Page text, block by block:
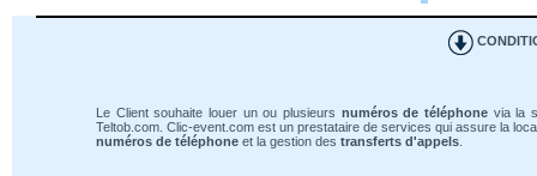
Le Client souhaite louer un ou plusieurs numéros de téléphone via la
Teltob.com. Clic-event.com est un prestataire de services qui assure la
numéros de téléphone et la gestion des transferts d'appels